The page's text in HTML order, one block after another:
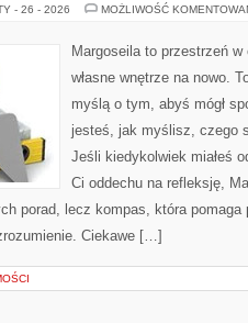
- 26 - 2026 MOŻLIWOŚĆ
Margoseila to przestrzeń
własne wnętrze na nowo.
myślą o tym, abyś mógł
jesteś, jak myślisz, czego
Jeśli kiedykolwiek miałeś
Ci oddechu na refleksję,
porad, lecz kompas, która pomaga
Ciekawe […]